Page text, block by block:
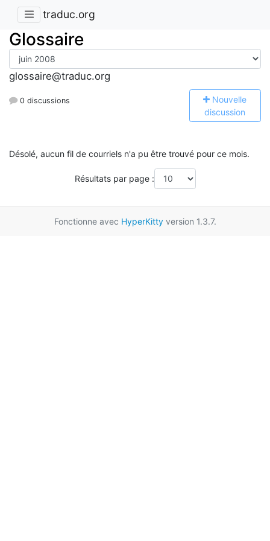
traduc.org
Glossaire
glossaire@traduc.org
0 discussions Nouvelle
discussion
Désolé, aucun fil de courriels n'a pu être trouvé pour ce mois.
Résultats par page :
Fonctionne avec HyperKittyversion 1.3.7.